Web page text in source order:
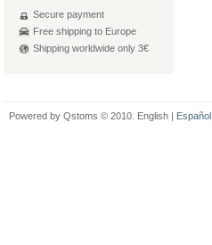
Secure payment
Free shipping to Europe
Shipping worldwide only 3€
Powered by Qstoms © 2010. English | Español